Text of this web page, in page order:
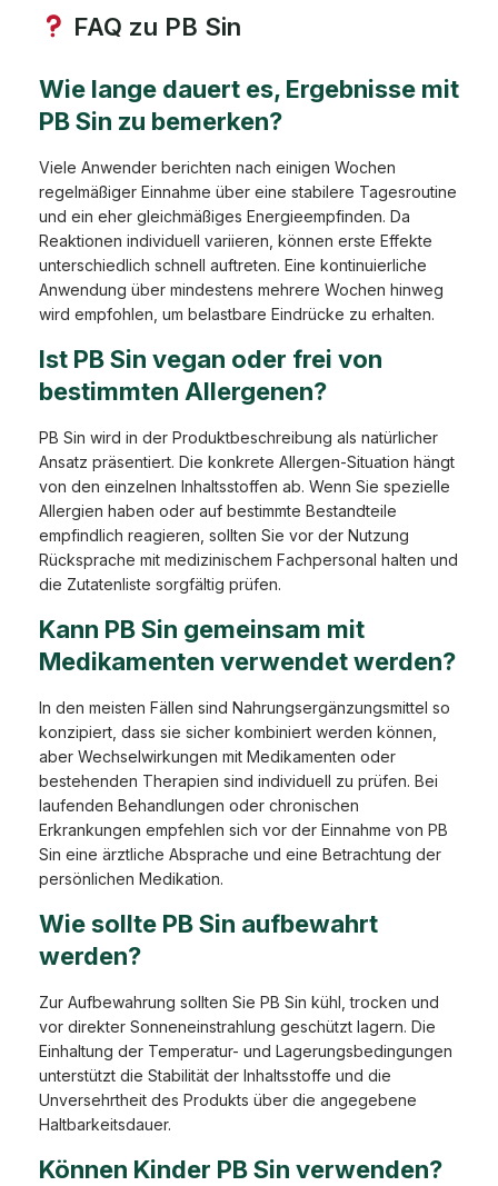
FAQ zu PB Sin
Wie lange dauert es, Ergebnisse mit
PB Sin zu bemerken?
Viele Anwender berichten nach einigen Wochen
regelmäßiger Einnahme über eine stabilere Tagesroutine
und ein eher gleichmäßiges Energieempfinden. Da
Reaktionen individuell variieren, können erste Effekte
unterschiedlich schnell auftreten. Eine kontinuierliche
Anwendung über mindestens mehrere Wochen hinweg
wird empfohlen, um belastbare Eindrücke zu erhalten.
Ist PB Sin vegan oder frei von
bestimmten Allergenen?
PB Sin wird in der Produktbeschreibung als natürlicher
Ansatz präsentiert. Die konkrete Allergen-Situation hängt
von den einzelnen Inhaltsstoffen ab. Wenn Sie spezielle
Allergien haben oder auf bestimmte Bestandteile
empfindlich reagieren, sollten Sie vor der Nutzung
Rücksprache mit medizinischem Fachpersonal halten und
die Zutatenliste sorgfältig prüfen.
Kann PB Sin gemeinsam mit
Medikamenten verwendet werden?
In den meisten Fällen sind Nahrungsergänzungsmittel so
konzipiert, dass sie sicher kombiniert werden können,
aber Wechselwirkungen mit Medikamenten oder
bestehenden Therapien sind individuell zu prüfen. Bei
laufenden Behandlungen oder chronischen
Erkrankungen empfehlen sich vor der Einnahme von PB
Sin eine ärztliche Absprache und eine Betrachtung der
persönlichen Medikation.
Wie sollte PB Sin aufbewahrt
werden?
Zur Aufbewahrung sollten Sie PB Sin kühl, trocken und
vor direkter Sonneneinstrahlung geschützt lagern. Die
Einhaltung der Temperatur- und Lagerungsbedingungen
unterstützt die Stabilität der Inhaltsstoffe und die
Unversehrtheit des Produkts über die angegebene
Haltbarkeitsdauer.
Können Kinder PB Sin verwenden?